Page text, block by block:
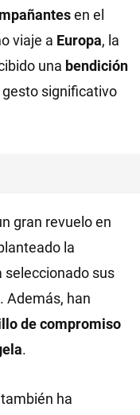
en el
viaje a Europa, la
una bendición
gesto significativo
gran revuelo en
la
seleccionado sus
. Además, han
de compromiso
.
también ha